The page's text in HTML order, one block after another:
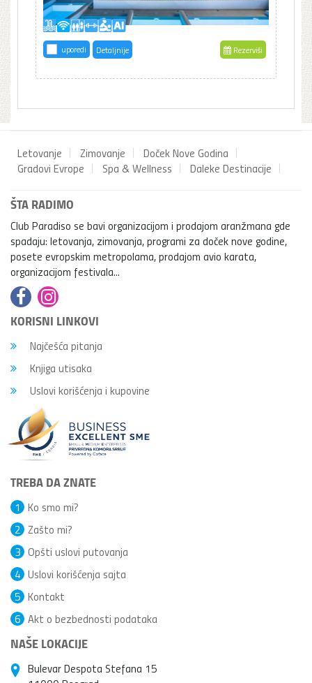
uporedi Detaljnije Rezerviši
Letovanje Zimovanje
Doček Nove Godina
Gradovi Evrope
Spa & Wellness Daleke Destinacije
ŠTA RADIMO
Club Paradiso se bavi organizacijom i prodajom aranžmana gde
spadaju: letovanja, zimovanja, programi za doček nove godine,
posete evropskim metropolama, prodajom avio karata,
organizacijom festivala...
KORISNI LINKOVI
Najčešća pitanja
Knjiga utisaka
Uslovi korišćenja i kupovine
TREBA DA ZNATE
Ko smo mi?
1
Zašto mi?
2
Opšti uslovi putovanja
3
Uslovi korišćenja sajta
4
Kontakt
5
Akt o bezbednosti podataka
6
NAŠE LOKACIJE
Bulevar Despota Stefana 15